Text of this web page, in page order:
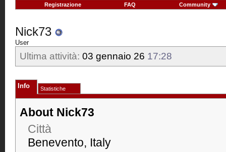
Registrazione FAQ Community
Nick73
User
Ultima attività: 03 gennaio 26 17:28
Info Statistiche
About Nick73
Città
Benevento, Italy